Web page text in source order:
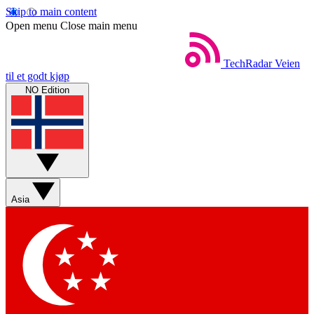
Skip to main content
Open menu Close main menu
TechRadar Veien
til et godt kjøp
NO Edition
Asia